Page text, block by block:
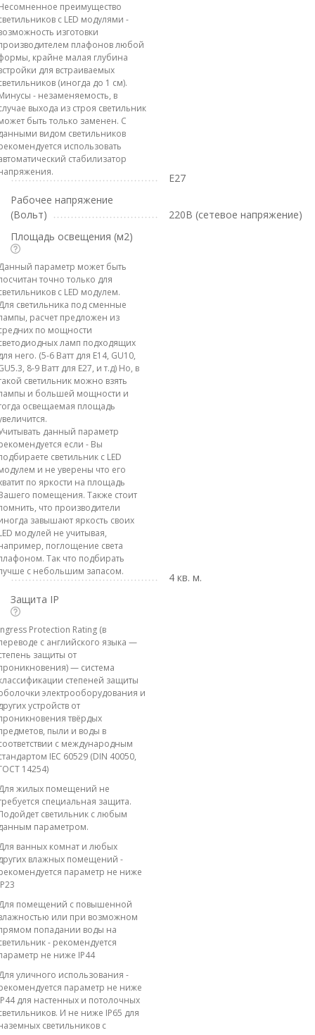
преимущество
с LED модулями -
изготовки
плафонов любой
крайне малая глубина
для встраиваемых
(иногда до 1 см).
- незаменяемость, в
выхода из строя светильник
быть только заменен. С
видом светильников
использовать
стабилизатор
E27
Рабочее напряжение
(Вольт)
220В (сетевое напряжение)
Площадь освещения (м2)
параметр может быть
точно только для
с LED модулем.
светильника под сменные
расчет предложен из
по мощности
ламп подходящих
него. (5-6 Ватт для E14, GU10,
8-9 Ватт для E27, и т.д) Но, в
светильник можно взять
и большей мощности и
освещаемая площадь
данный параметр
если - Вы
светильник с LED
и не уверены что его
по яркости на площадь
помещения. Также стоит
что производители
завышают яркость своих
модулей не учитывая,
поглощение света
Так что подбирать
с небольшим запасом.
4 кв. м.
Защита IP
Protection Rating (в
с английского языка —
защиты от
— система
степеней защиты
электрооборудования и
устройств от
твёрдых
пыли и воды в
с международным
IEC 60529 (DIN 40050,
14254)
жилых помещений не
специальная защита.
светильник с любым
параметром.
ванных комнат и любых
влажных помещений -
параметр не ниже
помещений с повышенной
или при возможном
попадании воды на
- рекомендуется
не ниже IP44
уличного использования -
параметр не ниже
для настенных и потолочных
И не ниже IP65 для
светильников с